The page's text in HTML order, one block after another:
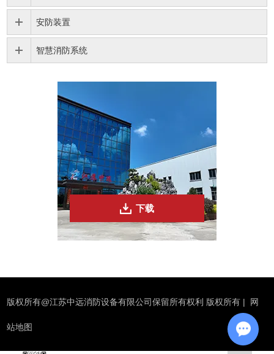
安防装置
智慧消防系统
下载
版权所有@江苏中远消防设备有限公司保留所有权利 版权所有 | 网
站地图